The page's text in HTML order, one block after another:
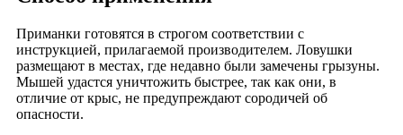
Приманки готовятся в строгом соответствии с
инструкцией, прилагаемой производителем. Ловушки
размещают в местах, где недавно были замечены грызуны.
Мышей удастся уничтожить быстрее, так как они, в
отличие от крыс, не предупреждают сородичей об
опасности.